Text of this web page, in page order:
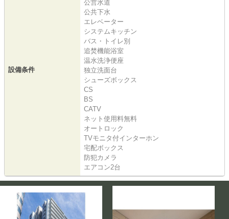
設備条件
公営水道
公共下水
エレベーター
システムキッチン
バス・トイレ別
追焚機能浴室
温水洗浄便座
独立洗面台
シューズボックス
CS
BS
CATV
ネット使用料無料
オートロック
TVモニタ付インターホン
宅配ボックス
防犯カメラ
エアコン2台